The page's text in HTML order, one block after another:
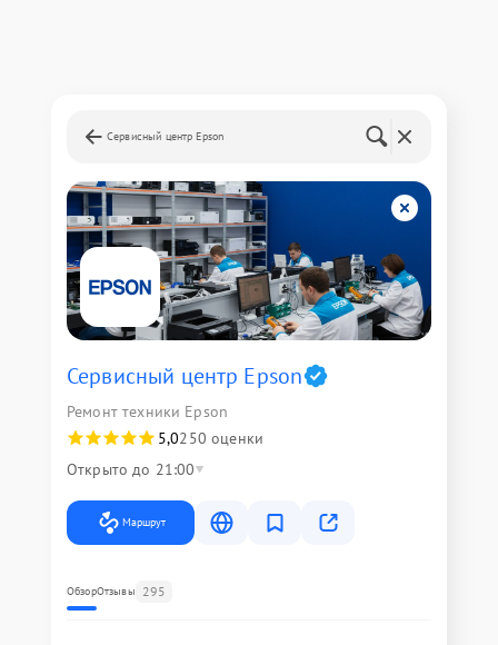
Сервисный центр Epson
Сервисный центр Epson
Ремонт техники Epson
5,0250 оценки
Открыто до 21:00
Маршрут
ОбзорОтзывы 295